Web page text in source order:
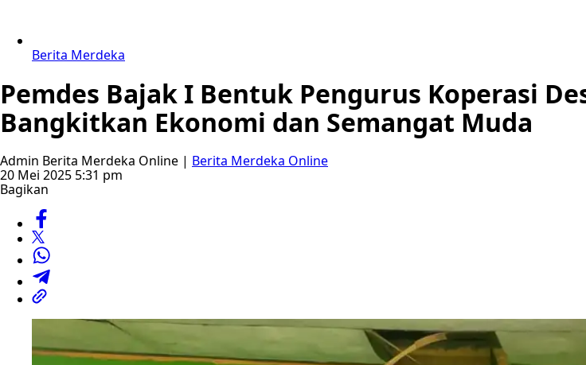
Berita Merdeka
‎Pemdes Bajak I Bentuk Pengurus Koperasi
Bangkitkan Ekonomi dan Semangat Muda
Admin Berita Merdeka Online | Berita Merdeka Online
20 Mei 2025 5:31 pm
Bagikan